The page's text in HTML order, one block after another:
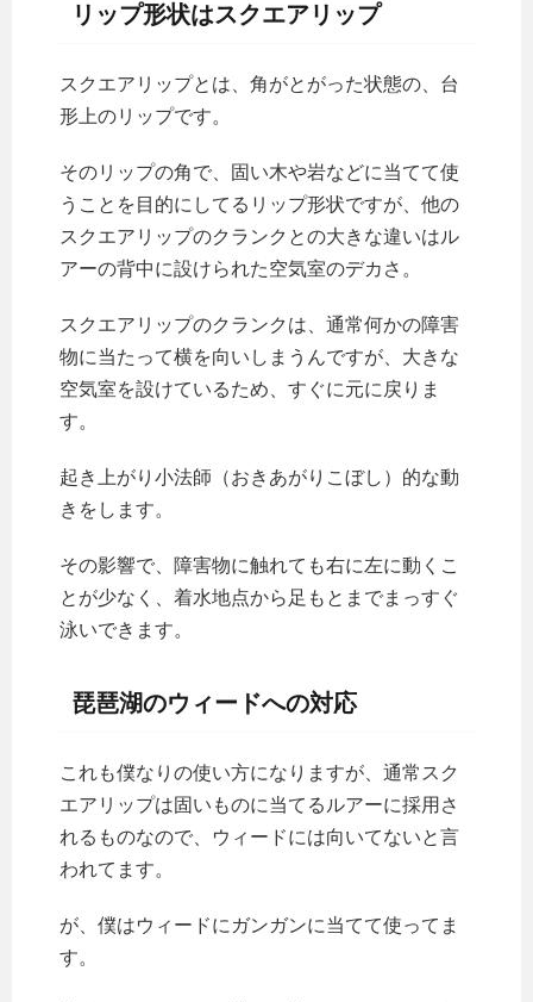
リップ形状はスクエアリップ
スクエアリップとは、角がとがった状態の、台
形上のリップです。
そのリップの角で、固い木や岩などに当てて使
うことを目的にしてるリップ形状ですが、他の
スクエアリップのクランクとの大きな違いはル
アーの背中に設けられた空気室のデカさ。
スクエアリップのクランクは、通常何かの障害
物に当たって横を向いしまうんですが、大きな
空気室を設けているため、すぐに元に戻りま
す。
起き上がり小法師（おきあがりこぼし）的な動
きをします。
その影響で、障害物に触れても右に左に動くこ
とが少なく、着水地点から足もとまでまっすぐ
泳いできます。
琵琶湖のウィードへの対応
これも僕なりの使い方になりますが、通常スク
エアリップは固いものに当てるルアーに採用さ
れるものなので、ウィードには向いてないと言
われてます。
が、僕はウィードにガンガンに当てて使ってま
す。